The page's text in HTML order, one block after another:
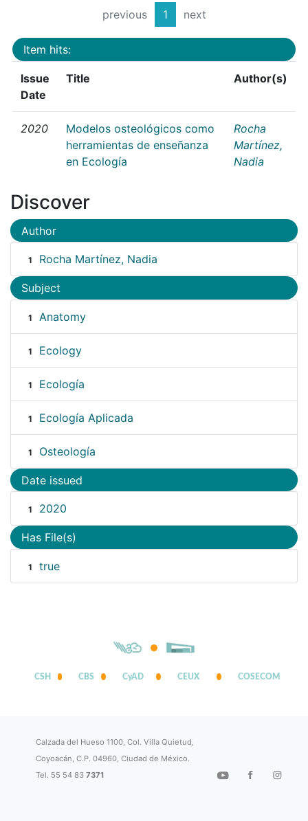
previous 1 next
Item hits:
Issue
Date
Title Author(s)
2020
Modelos osteológicos como
herramientas de enseñanza
en Ecología
Rocha
Martínez,
Nadia
Discover
Author
1 Rocha Martínez, Nadia
Subject
1 Anatomy
1 Ecology
1 Ecología
1 Ecología Aplicada
1 Osteología
Date issued
1 2020
Has File(s)
1 true
CSH CBS CyAD CEUX COSECOM
Calzada del Hueso 1100, Col. Villa Quietud,
Coyoacán, C.P. 04960, Ciudad de México.
Tel. 55 54 837371